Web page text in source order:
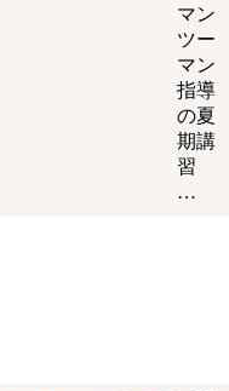
マン
ツー
マン
指導
の夏
期講
習
…